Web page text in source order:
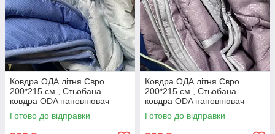
Ковдра ОДА літня Євро
200*215 см., Стьобана
ковдра ODA наповнювач
хлопок - Хлопкопон
Готово до відправки
Ковдра ОДА літня Євро
200*215 см., Стьобана
ковдра ODA наповнювач
хлопок - Хлопкопон
Готово до відправки